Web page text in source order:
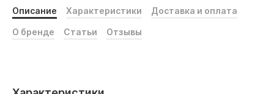
Описание Характеристики Доставка и оплата
О бренде Статьи Отзывы